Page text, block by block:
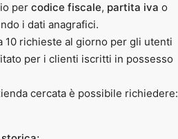
percodice fiscale, partita iva o
i dati anagrafici.
10 richieste al giorno per gli utenti
per i clienti iscritti in possesso
cercata è possibile richiedere: